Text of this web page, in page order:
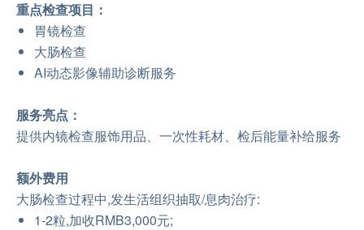
重点检查项目：
胃镜检查
大肠检查
AI动态影像辅助诊断服务
服务亮点：
提供内镜检查服饰用品、一次性耗材、检后能量补给服务
额外费用
大肠检查过程中,发生活组织抽取/息肉治疗:
1-2粒,加收RMB3,000元;